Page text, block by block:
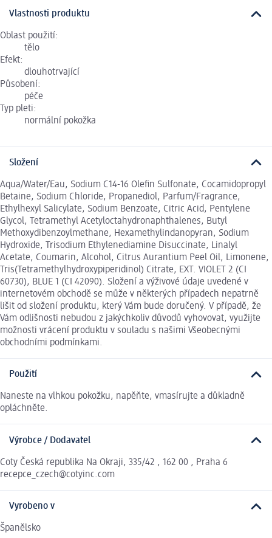
Vlastnosti produktu
Oblast použití:
tělo
Efekt:
dlouhotrvající
Působení:
péče
Typ pleti:
normální pokožka
Složení
Aqua/Water/Eau, Sodium C14-16 Olefin Sulfonate, Cocamidopropyl
Betaine, Sodium Chloride, Propanediol, Parfum/Fragrance,
Ethylhexyl Salicylate, Sodium Benzoate, Citric Acid, Pentylene
Glycol, Tetramethyl Acetyloctahydronaphthalenes, Butyl
Methoxydibenzoylmethane, Hexamethylindanopyran, Sodium
Hydroxide, Trisodium Ethylenediamine Disuccinate, Linalyl
Acetate, Coumarin, Alcohol, Citrus Aurantium Peel Oil, Limonene,
Tris(Tetramethylhydroxypiperidinol) Citrate, EXT. VIOLET 2 (CI
60730), BLUE 1 (CI 42090). Složení a výživové údaje uvedené v
internetovém obchodě se může v některých případech nepatrně
lišit od složení produktu, který Vám bude doručený. V případě, že
Vám odlišnosti nebudou z jakýchkoliv důvodů vyhovovat, využijte
možnosti vrácení produktu v souladu s našimi Všeobecnými
obchodními podmínkami.
Použití
Naneste na vlhkou pokožku, napěňte, vmasírujte a důkladně
opláchněte.
Výrobce / Dodavatel
Coty Česká republika Na Okraji, 335/42 , 162 00 , Praha 6
recepce_czech@cotyinc.com
Vyrobeno v
Španělsko